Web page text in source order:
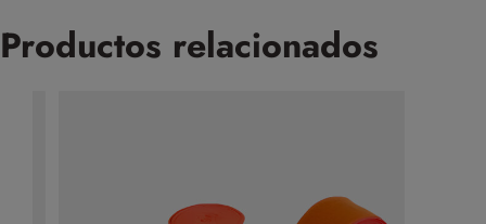
Productos relacionados